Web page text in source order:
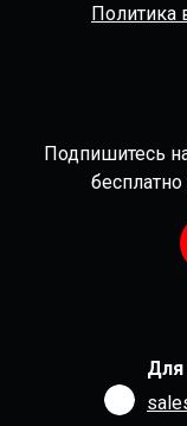
Политика
Подпишитесь
Для